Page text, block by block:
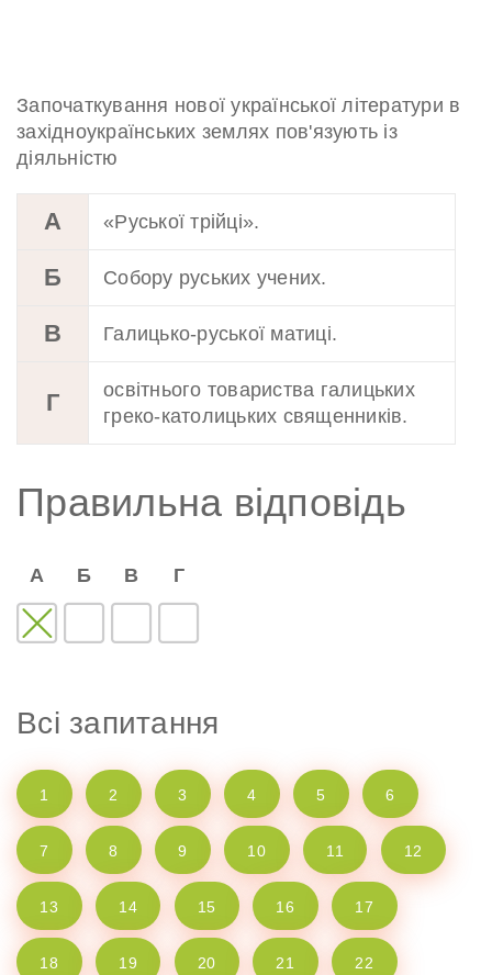
Започаткування нової української літератури в
західноукраїнських землях пов'язують із
діяльністю
А «Руської трійці».
Б Собору руських учених.
В Галицько-руської матиці.
Г
освітнього товариства галицьких
греко-католицьких священників.
Правильна відповідь
А Б В Г
Всі запитання
1 2 3 4 5 6
7 8 9 10 11 12
13 14 15 16 17
18 19 20 21 22